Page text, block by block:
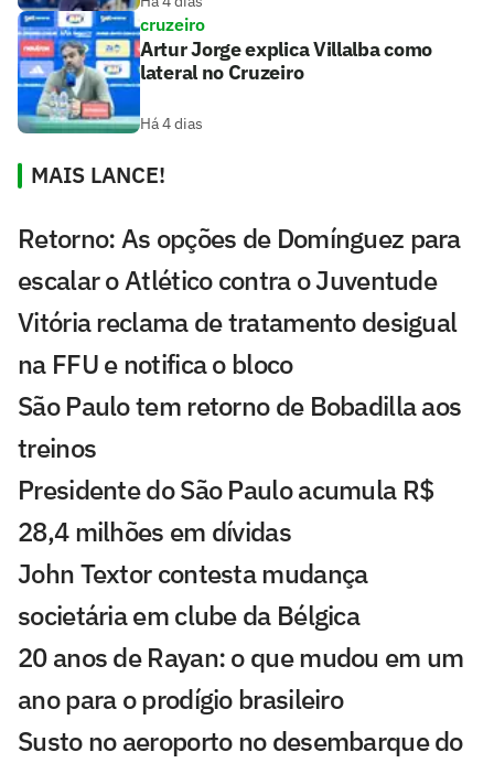
cruzeiro
Artur Jorge explica Villalba como
lateral no Cruzeiro
Há 4 dias
MAIS LANCE!
Retorno: As opções de Domínguez para
escalar o Atlético contra o Juventude
Vitória reclama de tratamento desigual
na FFU e notifica o bloco
São Paulo tem retorno de Bobadilla aos
treinos
Presidente do São Paulo acumula R$
28,4 milhões em dívidas
John Textor contesta mudança
societária em clube da Bélgica
20 anos de Rayan: o que mudou em um
ano para o prodígio brasileiro
Susto no aeroporto no desembarque do